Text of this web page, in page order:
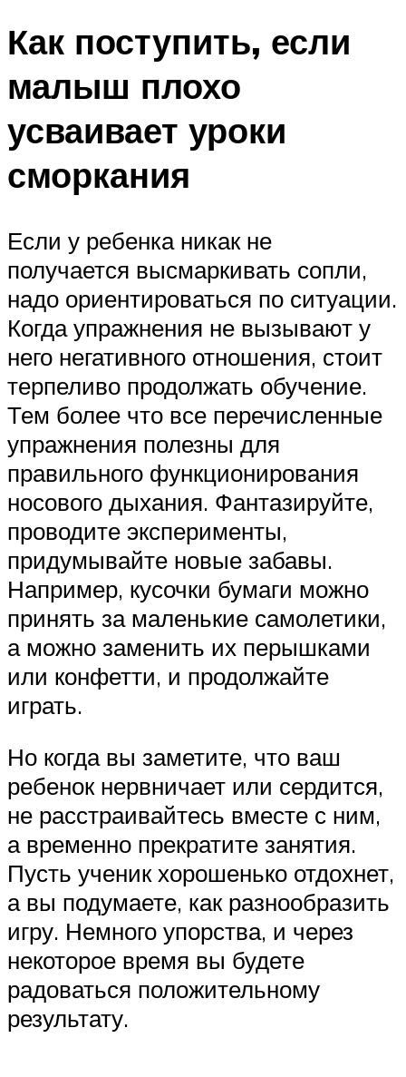
Как поступить, если
малыш плохо
усваивает уроки
сморкания
Если у ребенка никак не
получается высмаркивать сопли,
надо ориентироваться по ситуации.
Когда упражнения не вызывают у
него негативного отношения, стоит
терпеливо продолжать обучение.
Тем более что все перечисленные
упражнения полезны для
правильного функционирования
носового дыхания. Фантазируйте,
проводите эксперименты,
придумывайте новые забавы.
Например, кусочки бумаги можно
принять за маленькие самолетики,
а можно заменить их перышками
или конфетти, и продолжайте
играть.
Но когда вы заметите, что ваш
ребенок нервничает или сердится,
не расстраивайтесь вместе с ним,
а временно прекратите занятия.
Пусть ученик хорошенько отдохнет,
а вы подумаете, как разнообразить
игру. Немного упорства, и через
некоторое время вы будете
радоваться положительному
результату.